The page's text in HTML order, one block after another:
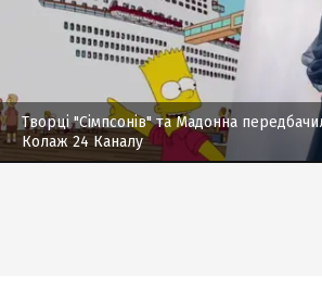
Творці "Сімпсонів" та Мадонна
Колаж 24 Каналу